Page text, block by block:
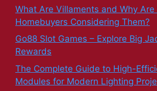
What Are Villaments and Why Are
Homebuyers Considering Them?
Go88 Slot Games – Explore Big
Rewards
The Complete Guide to High-
Modules for Modern Lighting